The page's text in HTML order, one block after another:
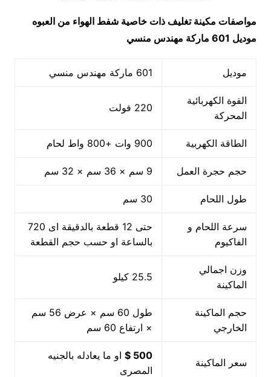
مواصفات مكينة تغليف ذات خاصية شفط الهواء من العبوه
موديل 601 ماركة مهندس منسي
موديل 601 ماركة مهندس منسي
القوة الكهربائية
المحركة
220 فولت
الطاقة الكهربية 900 وات +800 واط لحام
حجم حجرة العمل 9 سم × 36 سم × 32 سم
طول اللحام 30 سم
سرعة اللحام و
الفاكيوم
حتى 12 قطعة بالدقيقة اى 720
بالساعة او حسب حجم القطعة
وزن اجمالي
الماكينة
25.5 كيلو
حجم الماكينة
الخارجي
طول 60 سم × عرض 56 سم
× ارتفاع 60 سم
سعر الماكينة
500 $
او ما يعادله بالجنيه
المصرى